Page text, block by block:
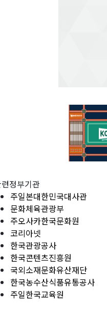
정부기관
주일본대한민국대사관
문화체육관광부
주오사카한국문화원
코리아넷
한국관광공사
한국콘텐츠진흥원
국외소재문화유산재단
한국농수산식품유통공사
주일한국교육원